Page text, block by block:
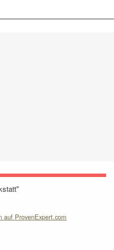
auf ProvenExpert.com